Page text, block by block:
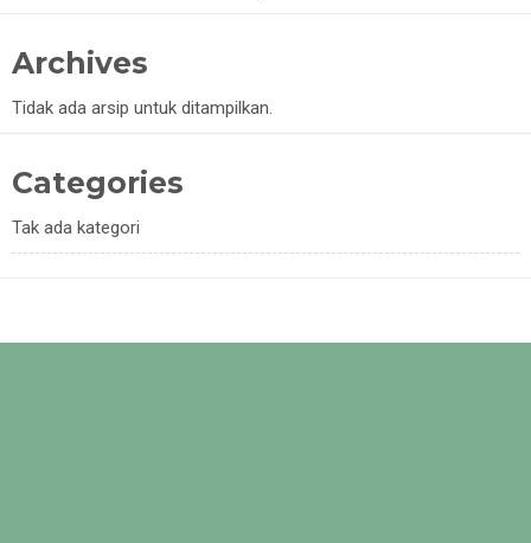
Archives
Tidak ada arsip untuk ditampilkan.
Categories
Tak ada kategori